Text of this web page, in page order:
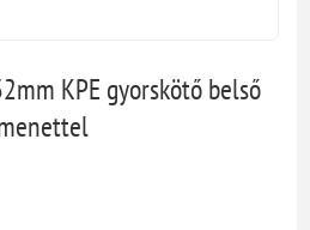
KPE gyorskötő belső